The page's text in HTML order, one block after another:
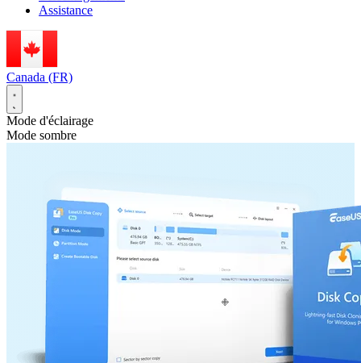
Assistance
Canada (FR)
Mode d'éclairage
Mode sombre